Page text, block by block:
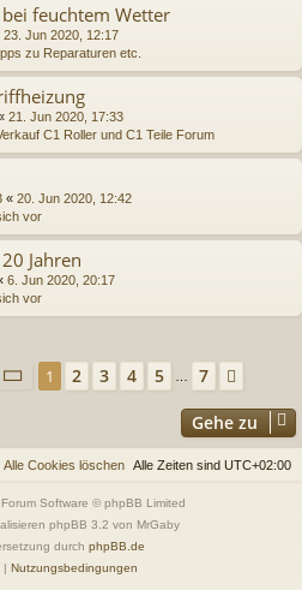
feuchtem Wetter
23. Jun 2020, 12:17
zu Reparaturen etc.
21. Jun 2020, 17:33
C1 Roller und C1 Teile Forum
« 20. Jun 2020, 12:42
vor
Jahren
6. Jun 2020, 20:17
vor
Seite 1 von 7
1 2 3 4 5 7
Gehe zu
Alle Zeiten sind UTC+02:00
Alle Cookies löschen
Software © phpBB Limited
phpBB 3.2 von MrGaby
durch phpBB.de
| Nutzungsbedingungen